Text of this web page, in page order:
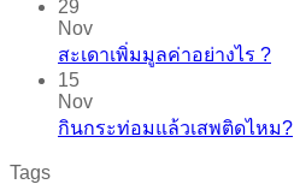
29
Nov
สะเดาเพิ่มมูลค่าอย่างไร ?
15
Nov
กินกระท่อมแล้วเสพติดไหม?
Tags